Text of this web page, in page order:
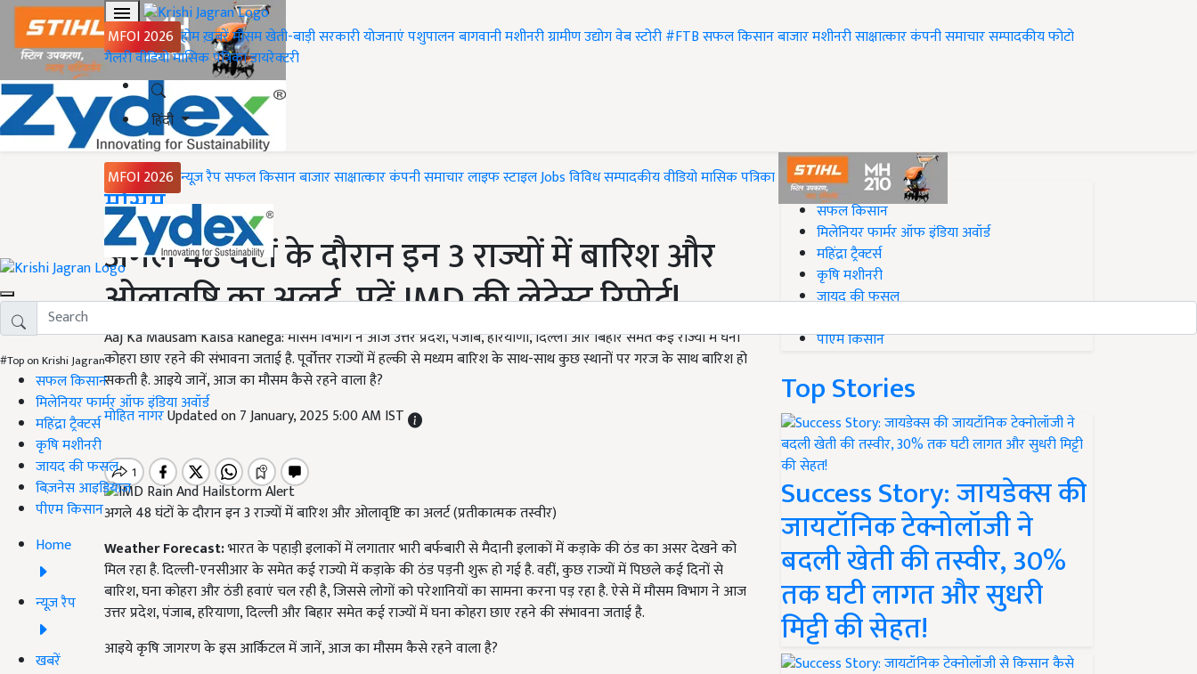
MFOI 2026 होमख़बरेंमौसमखेती-बाड़ीसरकारी योजनाएंपशुपालनबागवानीमशीनरीग्रामीण उद्योगवेब स्टोरी#FTBसफल किसानबाजारमशीनरीसाक्षात्कारकंपनी समाचारसम्पादकीयफोटो
गैलरीवीडियोमासिक पत्रिकाडायरेक्टरी
हिंदी
MFOI 2026 न्यूज़ रैपसफल किसानबाजारसाक्षात्कारकंपनी समाचारलाइफ स्टाइलJobsविविधसम्पादकीयवीडियोमासिक पत्रिका
#Top on Krishi Jagran
सफल किसान
मिलेनियर फार्मर ऑफ इंडिया अवॉर्ड
महिंद्रा ट्रैक्टर्स
कृषि मशीनरी
जायद की फसल
बिज़नेस आइडियाज
पीएम किसान
Home
न्यूज़ रैप
खबरें
Home
मौसम
अगले 48 घंटों के दौरान इन 3 राज्यों में बारिश और
ओलावृष्टि का अलर्ट, पढ़ें IMD की लेटेस्ट रिपोर्ट!
Aaj Ka Mausam Kaisa Rahega: मौसम विभाग ने आज उत्तर प्रदेश, पंजाब, हरियाणा, दिल्ली और बिहार समेत कई राज्यों में घना
कोहरा छाए रहने की संभावना जताई है. पूर्वोत्तर राज्यों में हल्की से मध्यम बारिश के साथ-साथ कुछ स्थानों पर गरज के साथ बारिश हो
सकती है. आइये जानें, आज का मौसम कैसे रहने वाला है?
मोहित नागरUpdated on 7 January, 2025 5:00 AM IST
अगले 48 घंटों के दौरान इन 3 राज्यों में बारिश और ओलावृष्टि का अलर्ट (प्रतीकात्मक तस्वीर)
Weather Forecast:भारत के पहाड़ी इलाकों में लगातार भारी बर्फबारी से मैदानी इलाकों में कड़ाके की ठंड का असर देखने को
मिल रहा है. दिल्ली-एनसीआर के समेत कई राज्यो में कड़ाके की ठंड पड़नी शुरू हो गई है. वहीं, कुछ राज्यों में पिछले कई दिनों से
बारिश, घना कोहरा और ठंडी हवाएं चल रही है, जिससे लोगों को परेशानियों का सामना करना पड़ रहा है. ऐसे में मौसम विभाग ने आज
उत्तर प्रदेश, पंजाब, हरियाणा, दिल्ली और बिहार समेत कई राज्यों में घना कोहरा छाए रहने की संभावना जताई है.
आइये कृषि जागरण के इस आर्किटल में जानें, आज का मौसम कैसे रहने वाला है?
#Top on Krishi Jagran
सफल किसान
मिलेनियर फार्मर ऑफ इंडिया अवॉर्ड
महिंद्रा ट्रैक्टर्स
कृषि मशीनरी
जायद की फसल
पीएम किसान
Top Stories
Success Story: जायडेक्स की
जायटॉनिक टेक्नोलॉजी ने
बदली खेती की तस्वीर, 30%
तक घटी लागत और सुधरी
मिट्टी की सेहत!